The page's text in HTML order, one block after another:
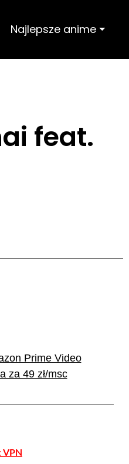
Najlepsze anime ⏷
feat.
Prime Video
za 49 zł/msc
VPN